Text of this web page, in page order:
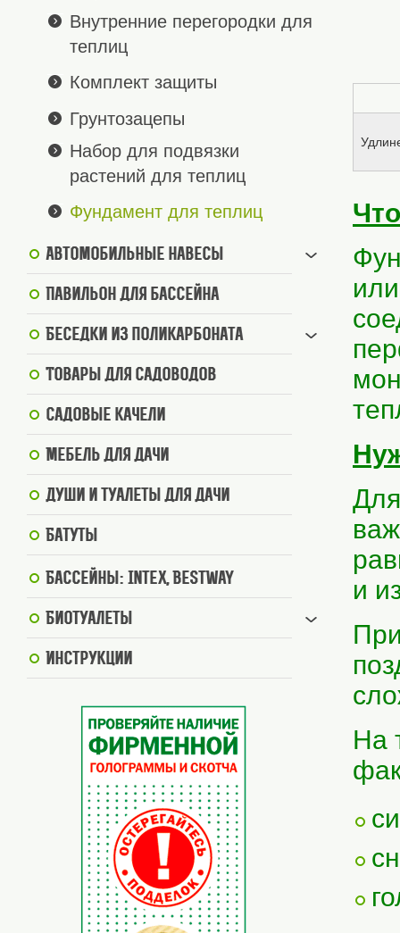
Внутренние перегородки для
теплиц
Комплект защиты
Грунтозацепы
Набор для подвязки
растений для теплиц
Фундамент для теплиц
Автомобильные навесы
Павильон для бассейна
Беседки из поликарбоната
Товары для садоводов
Садовые качели
Мебель для дачи
Души и туалеты для дачи
Батуты
Бассейны: Intex, BestWay
Биотуалеты
Инструкции
и
На